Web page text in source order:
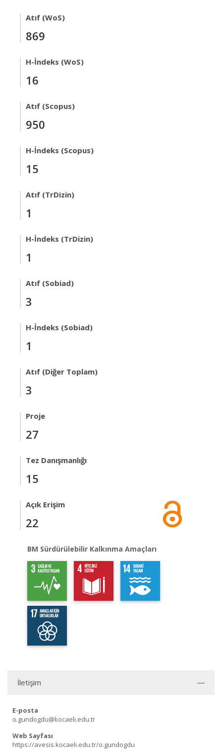
Atıf (WoS)
869
H-İndeks (WoS)
16
Atıf (Scopus)
950
H-İndeks (Scopus)
15
Atıf (TrDizin)
1
H-İndeks (TrDizin)
1
Atıf (Sobiad)
3
H-İndeks (Sobiad)
1
Atıf (Diğer Toplam)
3
Proje
27
Tez Danışmanlığı
15
Açık Erişim
22
BM Sürdürülebilir Kalkınma Amaçları
İletişim
E-posta
o.gundogdu@kocaeli.edu.tr
Web Sayfası
https://avesis.kocaeli.edu.tr/o.gundogdu